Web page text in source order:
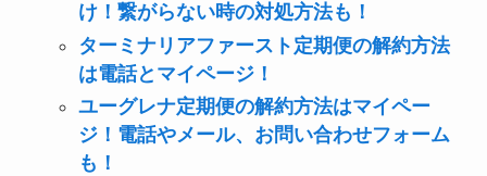
け！繋がらない時の対処方法も！
ターミナリアファースト定期便の解約方法
は電話とマイページ！
ユーグレナ定期便の解約方法はマイペー
ジ！電話やメール、お問い合わせフォーム
も！